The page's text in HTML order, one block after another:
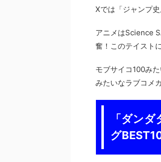
Xでは「ジャンプ
アニメはScience
奮！このテイスト
モブサイコ100み
みたいなラブコメ
「ダンダ
グ